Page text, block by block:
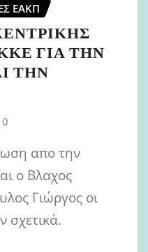
ΕΑΚΠ
ΓΙΑ ΤΗΝ
ΤΗΝ
0
απο την
ο Βλαχος
Γιώργος οι
σχετικά.